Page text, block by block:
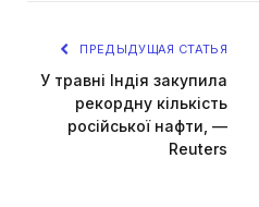
ПРЕДЫДУЩАЯ СТАТЬЯ
У травні Індія закупила
рекордну кількість
російської нафти, —
Reuters